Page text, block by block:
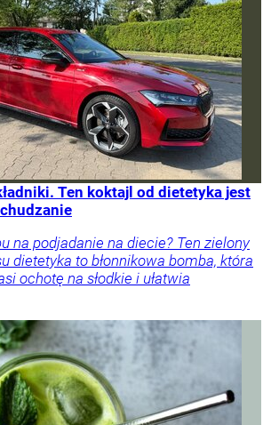
Ten koktajl od dietetyka jest
na podjadanie na diecie? Ten zielony
dietetyka to błonnikowa bomba, która
ochotę na słodkie i ułatwia